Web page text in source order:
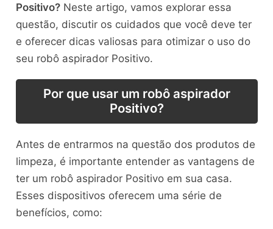
Positivo?Neste artigo, vamos explorar essa
questão, discutir os cuidados que você deve ter
e oferecer dicas valiosas para otimizar o uso do
seu robô aspirador Positivo.
Por que usar um robô aspirador
Positivo?
Antes de entrarmos na questão dos produtos de
limpeza, é importante entender as vantagens de
ter um robô aspirador Positivo em sua casa.
Esses dispositivos oferecem uma série de
benefícios, como: